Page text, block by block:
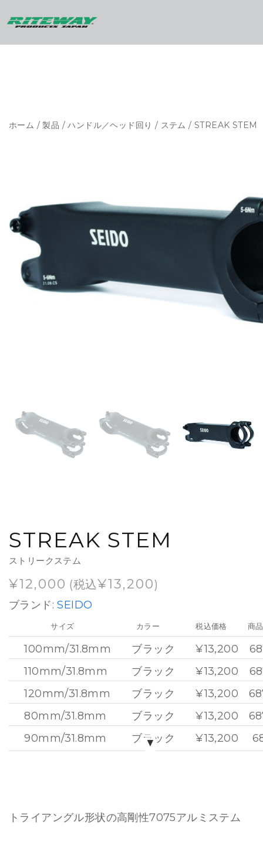
ホーム /製品 /ハンドル／ヘッド回り / ステム / STREAK STEM
STREAK STEM
ストリークステム
¥12,000 (税込¥13,200)
ブランド:SEIDO
▼
サイズ
100mm/31.8mm
110mm/31.8mm
120mm/31.8mm
80mm/31.8mm
90mm/31.8mm
カラー
ブラック
ブラック
ブラック
ブラック
ブラック
税込価格
¥13,200
¥13,200
¥13,200
¥13,200
¥13,200
商
トライアングル形状の高剛性7075アルミステム